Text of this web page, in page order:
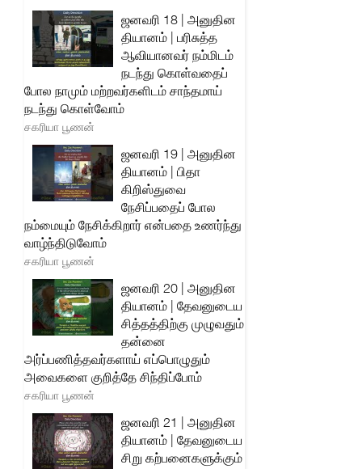
ஜனவரி 18 | அனுதின
தியானம் | பரிசுத்த
ஆவியானவர் நம்மிடம்
நடந்து கொள்வதைப்
போல நாமும் மற்றவர்களிடம் சாந்தமாய்
நடந்து கொள்வோம்
சகரியா பூணன்
ஜனவரி 19 | அனுதின
தியானம் | பிதா
கிறிஸ்துவை
நேசிப்பதைப் போல
நம்மையும் நேசிக்கிறார் என்பதை உணர்ந்து
வாழ்ந்திடுவோம்
சகரியா பூணன்
ஜனவரி 20 | அனுதின
தியானம் | தேவனுடைய
சித்தத்திற்கு முழுவதும்
தன்னை
அர்ப்பணித்தவர்களாய் எப்பொழுதும்
அவைகளை குறித்தே சிந்திப்போம்
சகரியா பூணன்
ஜனவரி 21 | அனுதின
தியானம் | தேவனுடைய
சிறு கற்பனைகளுக்கும்